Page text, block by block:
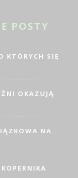
POSTY
KTÓRYCH SIĘ
OKAZUJĄ
NA